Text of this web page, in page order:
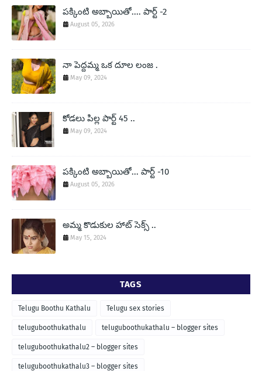
పక్కింటి అబ్బాయితో.... పార్ట్ -2
August 05, 2026
నా పెద్దమ్మ ఒక దూల లంజ .
May 09, 2024
కోడలు పిల్ల పార్ట్ 45 ..
May 09, 2024
పక్కింటి అబ్బాయితో... పార్ట్ -10
August 05, 2026
అమ్మ కొడుకుల హాట్ సెక్స్ ..
May 15, 2024
TAGS
Telugu Boothu Kathalu Telugu sex stories
teluguboothukathalu teluguboothukathalu – blogger sites
teluguboothukathalu2 – blogger sites
teluguboothukathalu3 – blogger sites